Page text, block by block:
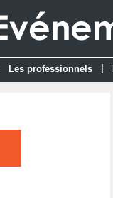
Les professionnels